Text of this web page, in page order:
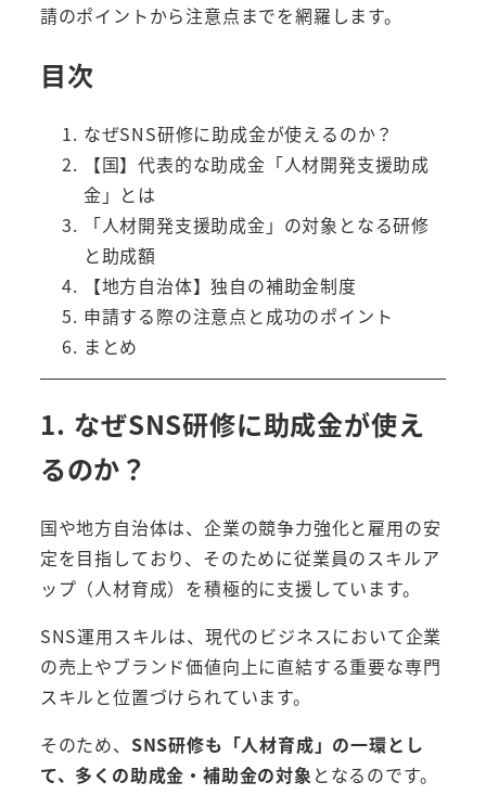
請のポイントから注意点までを網羅します。
目次
なぜSNS研修に助成金が使えるのか？
【国】代表的な助成金「人材開発支援助成
金」とは
「人材開発支援助成金」の対象となる研修
と助成額
【地方自治体】独自の補助金制度
申請する際の注意点と成功のポイント
まとめ
1. なぜSNS研修に助成金が使え
るのか？
国や地方自治体は、企業の競争力強化と雇用の安
定を目指しており、そのために従業員のスキルア
ップ（人材育成）を積極的に支援しています。
SNS運用スキルは、現代のビジネスにおいて企業
の売上やブランド価値向上に直結する重要な専門
スキルと位置づけられています。
そのため、 SNS研修も「人材育成」の一環とし
て、多くの助成金・補助金の対象 となるのです。